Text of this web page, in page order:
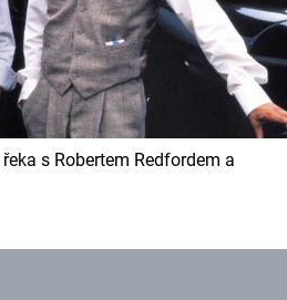
s Robertem Redfordem a